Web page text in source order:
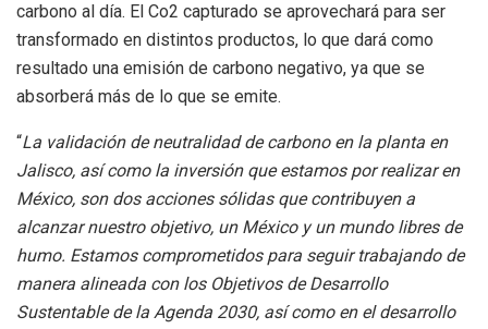
carbono al día. El Co2 capturado se aprovechará para ser
transformado en distintos productos, lo que dará como
resultado una emisión de carbono negativo, ya que se
absorberá más de lo que se emite.
“La validación de neutralidad de carbono en la planta en
Jalisco, así como la inversión que estamos por realizar en
México, son dos acciones sólidas que contribuyen a
alcanzar nuestro objetivo, un México y un mundo libres de
humo. Estamos comprometidos para seguir trabajando de
manera alineada con los Objetivos de Desarrollo
Sustentable de la Agenda 2030, así como en el desarrollo